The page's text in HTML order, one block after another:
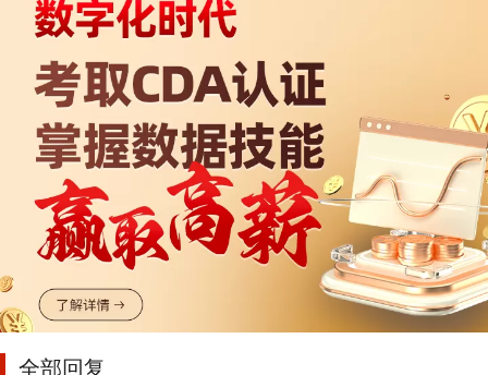
全部回复